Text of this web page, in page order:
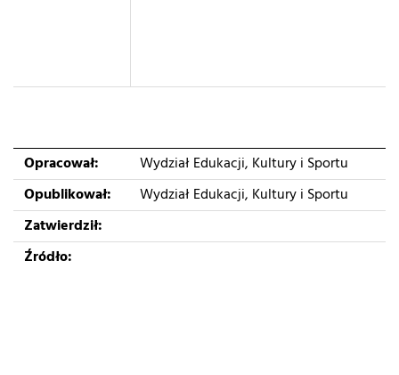
Opracował:
Wydział Edukacji, Kultury i Sportu
Opublikował:
Wydział Edukacji, Kultury i Sportu
Zatwierdził:
Źródło: